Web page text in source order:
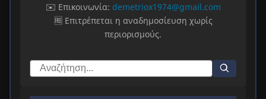
✉️ Επικοινωνία: demetriox1974@gmail.com
🆓 Επιτρέπεται η αναδημοσίευση χωρίς
περιορισμούς.